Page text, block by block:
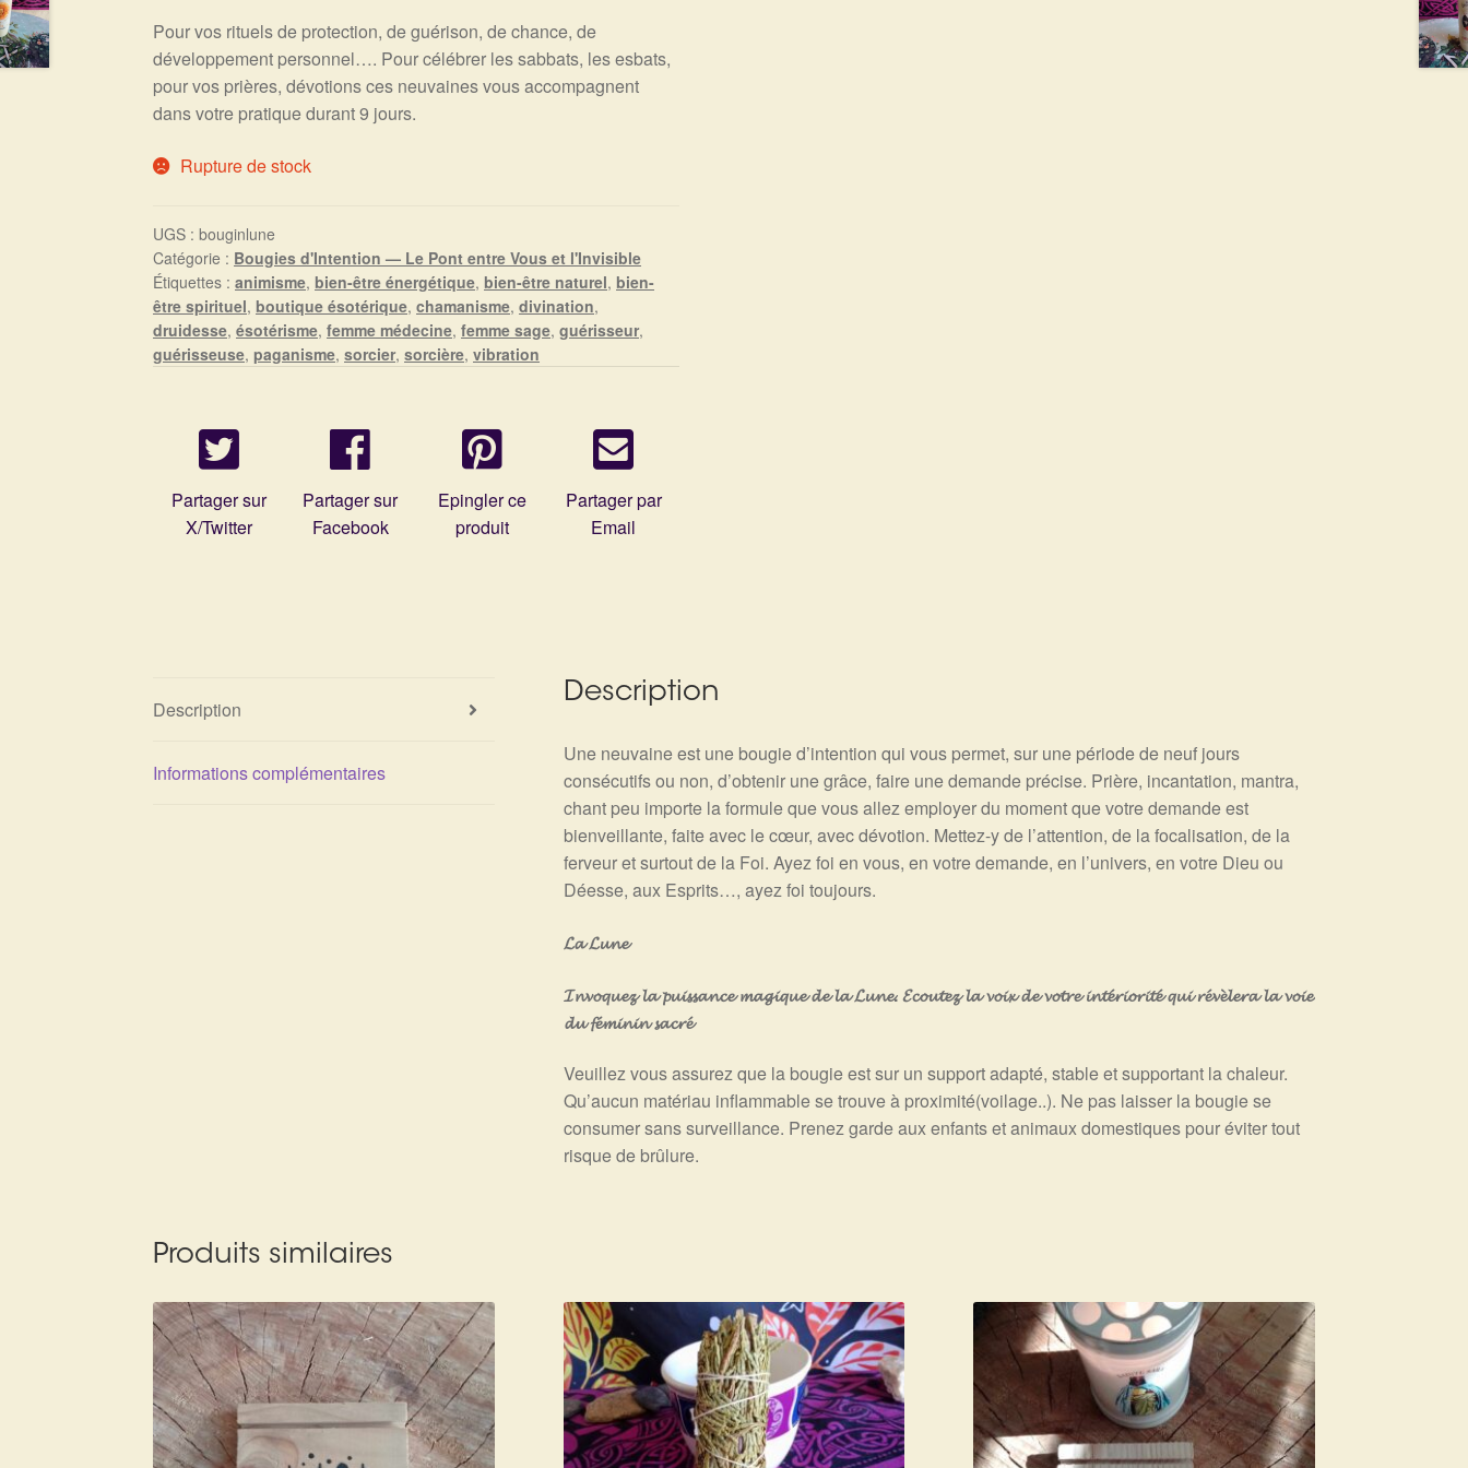
Pour vos rituels de protection, de guérison, de chance, de
développement personnel…. Pour célébrer les sabbats, les esbats,
pour vos prières, dévotions ces neuvaines vous accompagnent
dans votre pratique durant 9 jours.
Rupture de stock
UGS :bouginlune
Catégorie : Bougies d'Intention — Le Pont entre Vous et l'Invisible
Étiquettes :animisme,bien-être énergétique,bien-être naturel,bien-
être spirituel,boutique ésotérique,chamanisme,divination,
druidesse,ésotérisme,femme médecine,femme sage,guérisseur,
guérisseuse,paganisme,sorcier,sorcière,vibration
Partager sur
X/Twitter
Partager sur
Facebook
Epingler ce
produit
Partager par
Email
Description
Informations complémentaires
Description
Une neuvaine est une bougie d’intention qui vous permet, sur une période de neuf jours
consécutifs ou non, d’obtenir une grâce, faire une demande précise. Prière, incantation, mantra,
chant peu importe la formule que vous allez employer du moment que votre demande est
bienveillante, faite avec le cœur, avec dévotion. Mettez-y de l’attention, de la focalisation, de la
ferveur et surtout de la Foi. Ayez foi en vous, en votre demande, en l’univers, en votre Dieu ou
Déesse, aux Esprits…, ayez foi toujours.
𝓛𝓪 𝓛𝓾𝓷𝓮
𝓘𝓷𝓿𝓸𝓺𝓾𝓮𝔃 𝓵𝓪 𝓹𝓾𝓲𝓼𝓼𝓪𝓷𝓬𝓮 𝓶𝓪𝓰𝓲𝓺𝓾𝓮 𝓭𝓮 𝓵𝓪 𝓛𝓾𝓷𝓮. 𝓔𝓬𝓸𝓾𝓽𝓮𝔃 𝓵𝓪 𝓿𝓸𝓲𝔁 𝓭𝓮 𝓿𝓸𝓽𝓻𝓮 𝓲𝓷𝓽𝓮́𝓻𝓲𝓸𝓻𝓲𝓽𝓮́ 𝓺𝓾𝓲 𝓻𝓮́𝓿𝓮̀𝓵𝓮𝓻𝓪 𝓵𝓪 𝓿𝓸𝓲𝓮
𝓭𝓾 𝓯𝓮́𝓶𝓲𝓷𝓲𝓷 𝓼𝓪𝓬𝓻𝓮́
Veuillez vous assurez que la bougie est sur un support adapté, stable et supportant la chaleur.
Qu’aucun matériau inflammable se trouve à proximité(voilage..). Ne pas laisser la bougie se
consumer sans surveillance. Prenez garde aux enfants et animaux domestiques pour éviter tout
risque de brûlure.
Produits similaires